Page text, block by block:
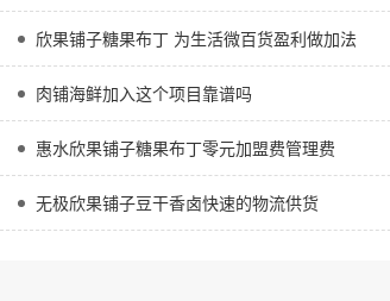
欣果铺子糖果布丁 为生活微百货盈利做加法
肉铺海鲜加入这个项目靠谱吗
惠水欣果铺子糖果布丁零元加盟费管理费
无极欣果铺子豆干香卤快速的物流供货